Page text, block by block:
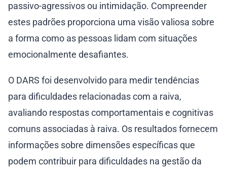
passivo-agressivos ou intimidação. Compreender
estes padrões proporciona uma visão valiosa sobre
a forma como as pessoas lidam com situações
emocionalmente desafiantes.
O DARS foi desenvolvido para medir tendências
para dificuldades relacionadas com a raiva,
avaliando respostas comportamentais e cognitivas
comuns associadas à raiva. Os resultados fornecem
informações sobre dimensões específicas que
podem contribuir para dificuldades na gestão da